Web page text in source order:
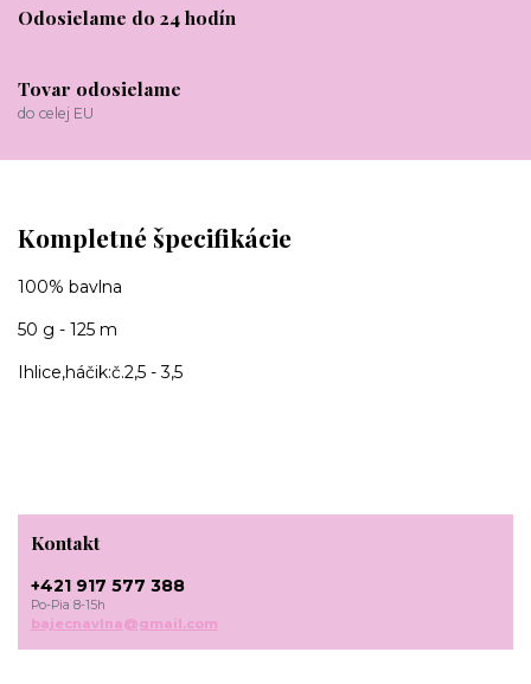
Odosielame do 24 hodín
Tovar odosielame
do celej EU
Kompletné špecifikácie
100% bavlna
50 g - 125 m
Ihlice,háčik:č.2,5 - 3,5
Kontakt
+421 917 577 388
Po-Pia 8-15h
bajecnavlna@gmail.com